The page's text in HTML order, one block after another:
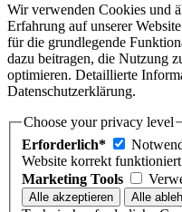
Wir verwenden Cookies und
Erfahrung auf unserer
für die grundlegende
dazu beitragen, die Nutzung
optimieren. Detaillierte
Datenschutzerklärung.
Choose your privacy level
Erforderlich*
Website korrekt funktioniert
Marketing Tools